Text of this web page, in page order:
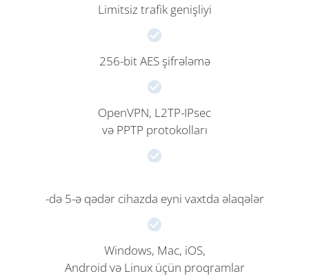
Limitsiz trafik genişliyi
256-bit AES şifrələmə
OpenVPN, L2TP-IPsec
və PPTP protokolları
-də 5-ə qədər cihazda eyni vaxtda əlaqələr
Windows, Mac, iOS,
Android və Linux üçün proqramlar